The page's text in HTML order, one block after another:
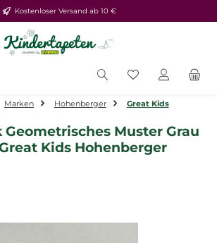
Kostenloser Versand ab 10 €
Du hast 0
Marken Hohenberger Great Kids
Muster Grau
Kids Hohenberger